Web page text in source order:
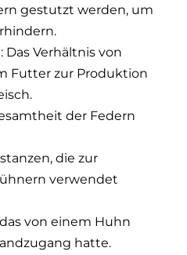
gestutzt werden, um
Verhältnis von
Futter zur Produktion
der Federn
die zur
verwendet
von einem Huhn
hatte.